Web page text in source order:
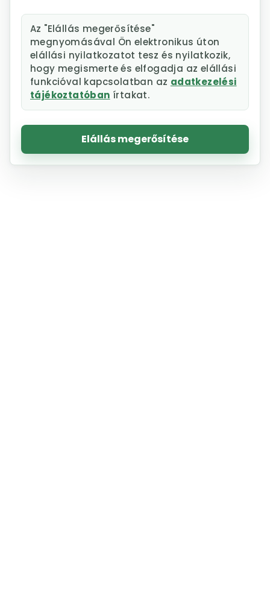
Az "Elállás megerősítése"
megnyomásával Ön elektronikus úton
elállási nyilatkozatot tesz és nyilatkozik,
hogy megismerte és elfogadja az elállási
funkcióval kapcsolatban az adatkezelési
tájékoztatóban írtakat.
Elállás megerősítése